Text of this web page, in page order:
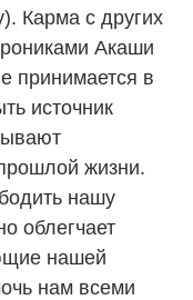
Карма с других
Акаши
принимается в
источник
жизни.
нашу
облегчает
нашей
нам всеми